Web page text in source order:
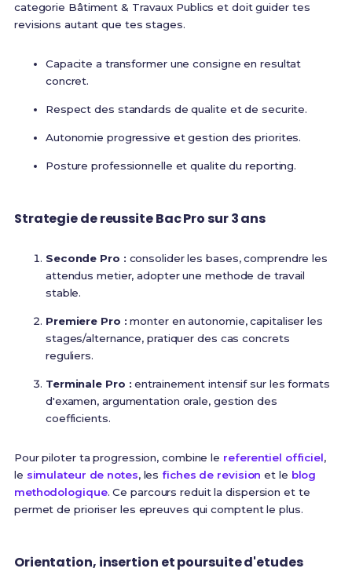
categorie Bâtiment & Travaux Publics et doit guider tes
revisions autant que tes stages.
Capacite a transformer une consigne en resultat
concret.
Respect des standards de qualite et de securite.
Autonomie progressive et gestion des priorites.
Posture professionnelle et qualite du reporting.
Strategie de reussite Bac Pro sur 3 ans
Seconde Pro : consolider les bases, comprendre les
attendus metier, adopter une methode de travail
stable.
Premiere Pro : monter en autonomie, capitaliser les
stages/alternance, pratiquer des cas concrets
reguliers.
Terminale Pro : entrainement intensif sur les formats
d'examen, argumentation orale, gestion des
coefficients.
Pour piloter ta progression, combine le referentiel officiel,
le simulateur de notes, les fiches de revision et le blog
methodologique. Ce parcours reduit la dispersion et te
permet de prioriser les epreuves qui comptent le plus.
Orientation, insertion et poursuite d'etudes